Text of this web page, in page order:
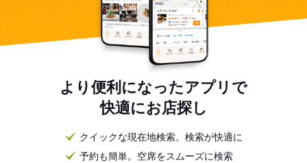
より便利になったアプリで
快適にお店探し
クイックな現在地検索。検索が快適に
予約も簡単。空席をスムーズに検索